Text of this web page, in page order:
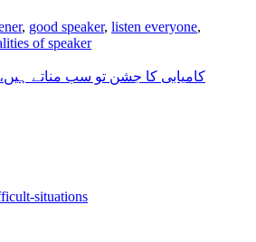
, good speaker, listen everyone,
of speaker
کامیابی کا جشن تو سب مناتے